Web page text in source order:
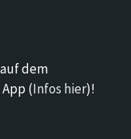
dem
(Infos hier)!